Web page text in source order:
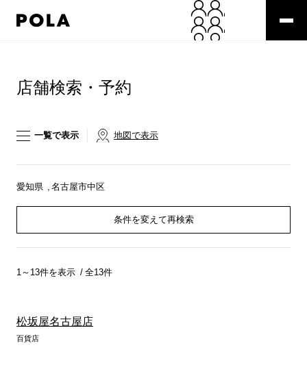
店舗検索・予約
一覧で表示 地図で表示
愛知県 名古屋市中区
条件を変えて再検索
1～13件を表示 全13件
松坂屋名古屋店
百貨店